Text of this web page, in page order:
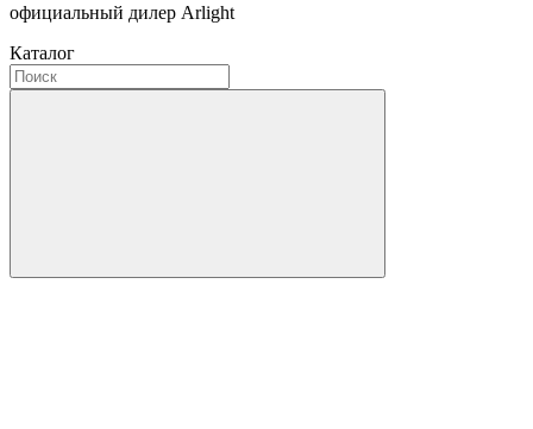
официальный дилер Arlight
Каталог